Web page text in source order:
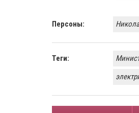
Персоны:
Теги: